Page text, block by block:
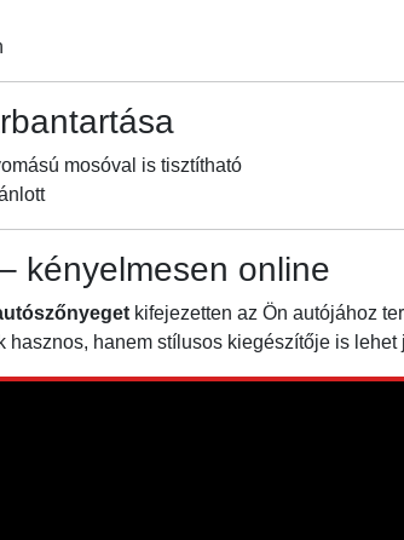
mosóval is tisztítható
kényelmesen online
kifejezetten az Ön autójához
hasznos, hanem stílusos kiegészítője is lehet